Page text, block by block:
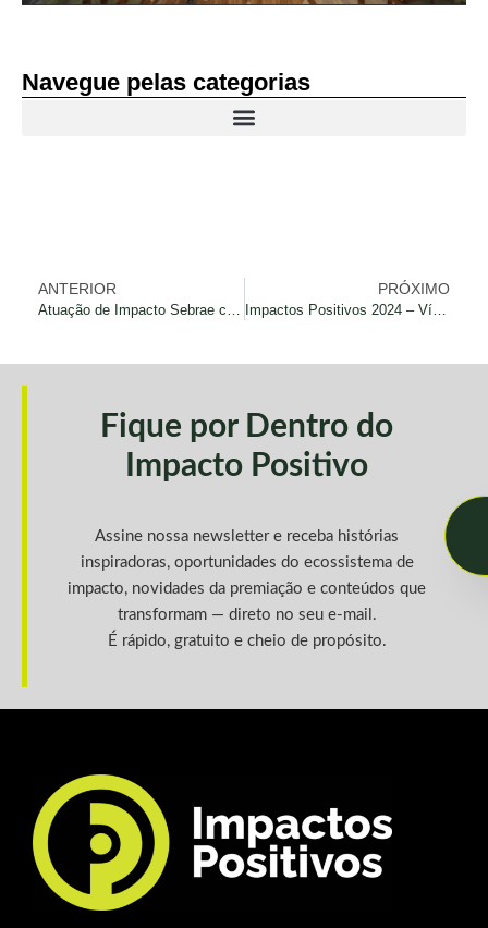
Navegue pelas categorias
ANTERIOR
Atuação de Impacto Sebrae com Gisele Abrahão e Phillipe Figueiredo
PRÓXIMO
Impactos Positivos 2024 – Vídeo Oficial
Fique por Dentro do
Impacto Positivo
Assine nossa newsletter e receba histórias
inspiradoras, oportunidades do ecossistema de
impacto, novidades da premiação e conteúdos que
transformam — direto no seu e-mail.
É rápido, gratuito e cheio de propósito.